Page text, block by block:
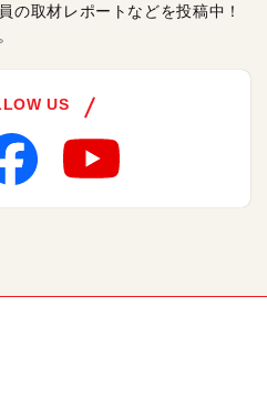
の取材レポートなどを投稿中！
US